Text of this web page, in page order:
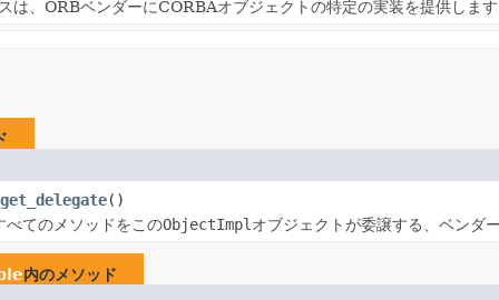
は、ORBベンダーにCORBAオブジェクトの特定の実装を提供しま
_get_delegate()
べてのメソッドをこのObjectImpl オブジェクトが委譲する、ベンダ
内のメソッド